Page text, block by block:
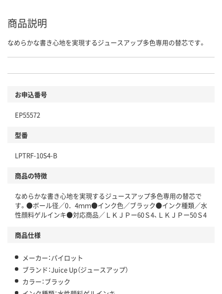
商品説明
なめらかな書き心地を実現するジュースアップ多色専用の替芯です。
お申込番号
EP55572
型番
LPTRF-10S4-B
商品の特徴
なめらかな書き心地を実現するジュースアップ多色専用の替芯で
す。●ボール径／0．4ｍｍ●インク色／ブラック●インク種類／水
性顔料ゲルインキ●対応商品／ＬＫＪＰー60Ｓ4、ＬＫＪＰー50Ｓ4
商品仕様
メーカー：パイロット
ブランド：Juice Up（ジュースアップ）
カラー：ブラック